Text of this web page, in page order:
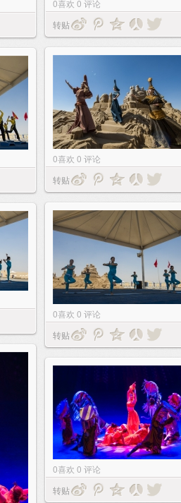
0喜欢 0 评论
转贴
0喜欢 0 评论
转贴
0喜欢 0 评论
转贴
0喜欢 0 评论
转贴